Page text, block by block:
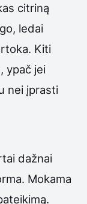
citriną
ledai
Kiti
ypač jei
nei įprasti
dažnai
Mokama